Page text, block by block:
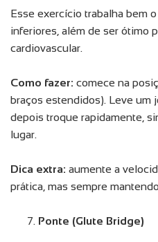
Esse exercício trabalha bem
inferiores, além de ser ótimo
cardiovascular.
Como fazer: comece na
braços estendidos). Leve um
depois troque rapidamente,
lugar.
Dica extra: aumente a
prática, mas sempre
Ponte (Glute Bridge)